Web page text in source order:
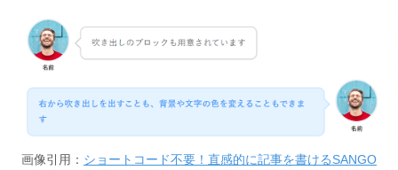
画像引用： ショートコード不要！直感的に記事を書けるSANGO